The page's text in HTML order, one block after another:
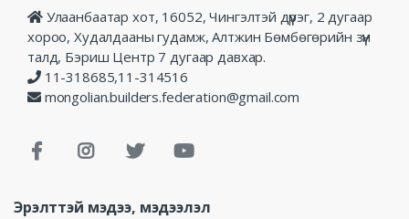
Улаанбаатар хот, 16052, Чингэлтэй дүүрэг, 2 дугаар
хороо, Худалдааны гудамж, Алтжин Бөмбөгөрийн зүүн
талд, Бэриш Центр 7 дугаар давхар.
11-318685,11-314516
mongolian.builders.federation@gmail.com
Эрэлттэй мэдээ, мэдээлэл